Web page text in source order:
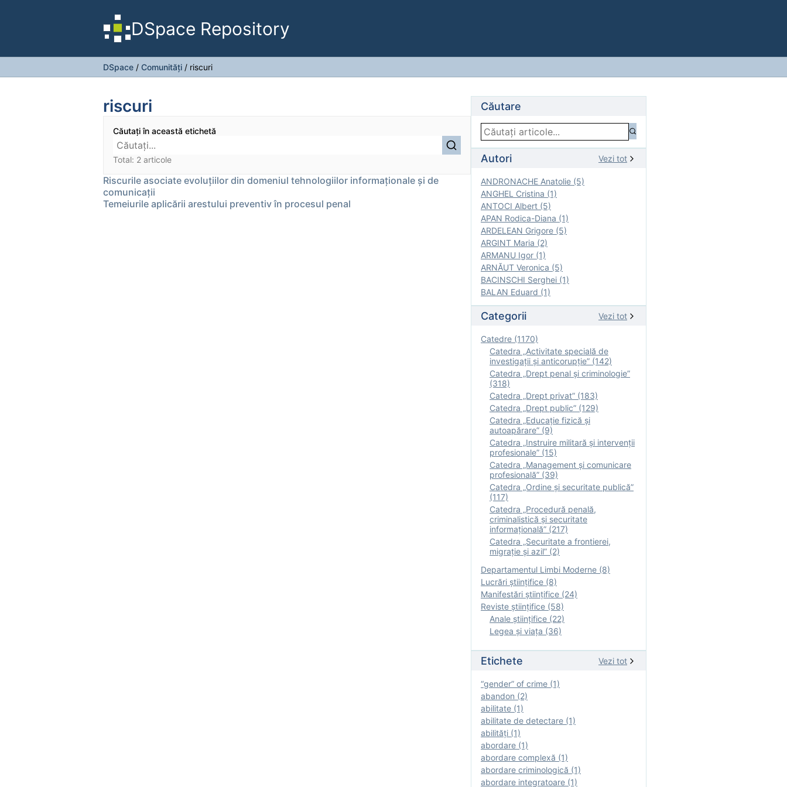
DSpace Repository
DSpace / Comunități / riscuri
riscuri
Căutați în această etichetă
Total: 2 articole
Riscurile asociate evoluțiilor din domeniul tehnologiilor informaționale și de
comunicații
Temeiurile aplicării arestului preventiv în procesul penal
Căutare
Autori Vezi tot
ANDRONACHE Anatolie (5)
ANGHEL Cristina (1)
ANTOCI Albert (5)
APAN Rodica-Diana (1)
ARDELEAN Grigore (5)
ARGINT Maria (2)
ARMANU Igor (1)
ARNĂUT Veronica (5)
BACINSCHI Serghei (1)
BALAN Eduard (1)
Categorii Vezi tot
Catedre (1170)
Catedra „Activitate specială de
investigaţii şi anticorupție” (142)
Catedra „Drept penal și criminologie”
(318)
Catedra „Drept privat” (183)
Catedra „Drept public” (129)
Catedra „Educație fizică şi
autoapărare” (9)
Catedra „Instruire militară şi intervenţii
profesionale” (15)
Catedra „Management și comunicare
profesională” (39)
Catedra „Ordine și securitate publică”
(117)
Catedra „Procedură penală,
criminalistică și securitate
informațională” (217)
Catedra „Securitate a frontierei,
migrație și azil” (2)
Departamentul Limbi Moderne (8)
Lucrări științifice (8)
Manifestări ştiinţifice (24)
Reviste ştiinţifice (58)
Anale ştiinţifice (22)
Legea şi viaţa (36)
Etichete Vezi tot
“gender” of crime (1)
abandon (2)
abilitate (1)
abilitate de detectare (1)
abilităţi (1)
abordare (1)
abordare complexă (1)
abordare criminologică (1)
abordare integratoare (1)